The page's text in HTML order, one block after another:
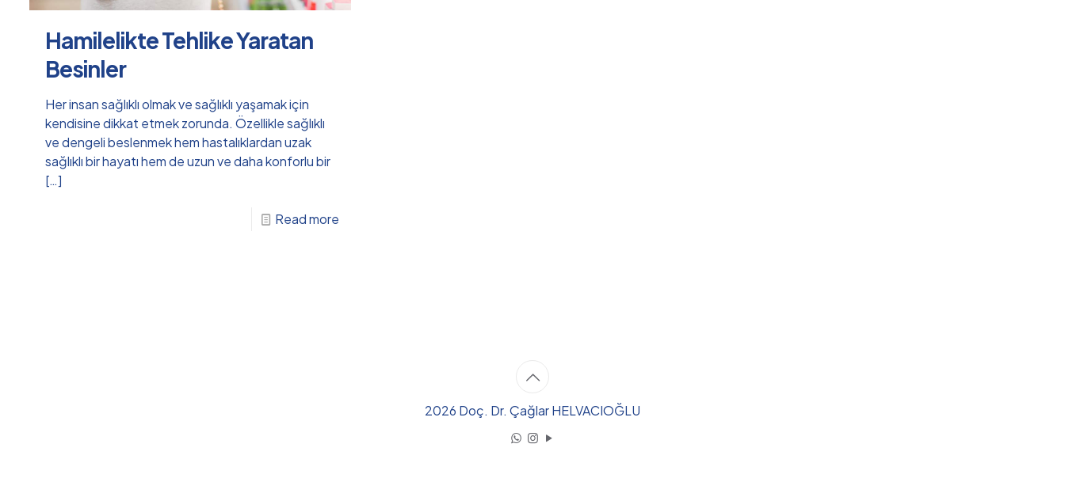
Hamilelikte Tehlike Yaratan
Besinler
Her insan sağlıklı olmak ve sağlıklı yaşamak için
kendisine dikkat etmek zorunda. Özellikle sağlıklı
ve dengeli beslenmek hem hastalıklardan uzak
sağlıklı bir hayatı hem de uzun ve daha konforlu bir
[…]
Read more
2026 Doç. Dr. Çağlar HELVACIOĞLU